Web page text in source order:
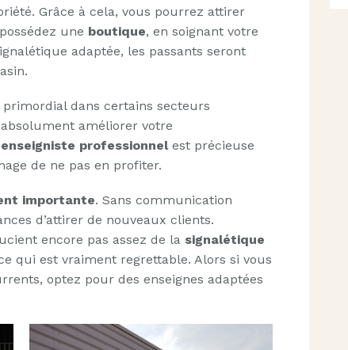
Grâce à cela, vous pourrez attirer
une boutique, en soignant votre
adaptée, les passants seront
dans certains secteurs
améliorer votre
enseigniste professionnelest précieuse
de ne pas en profiter.
importante. Sans communication
d’attirer de nouveaux clients.
encore pas assez de la signalétique
qui est vraiment regrettable. Alors si vous
optez pour des enseignes adaptées